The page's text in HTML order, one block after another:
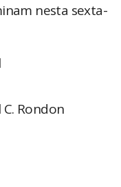
nesta sexta-
Rondon